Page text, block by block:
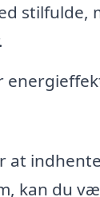
stilfulde,
at
kan du